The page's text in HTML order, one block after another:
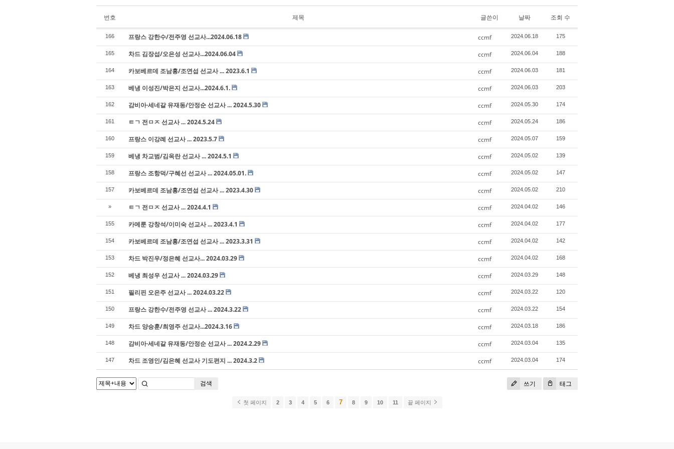
번호 제목 글쓴이 날짜 조회 수
166 프랑스 강한수/전주영 선교사...2024.06.18 ccmf 2024.06.18 175
165 차드 김장섭/오은성 선교사...2024.06.04 ccmf 2024.06.04 188
164 카보베르데 조남홍/조연섭 선교사 ... 2023.6.1 ccmf 2024.06.03 181
163 베냉 이성진/박은지 선교사...2024.6.1. ccmf 2024.06.03 203
162 감비아·세네갈 유재동/안정순 선교사 ... 2024.5.30 ccmf 2024.05.30 174
161 ㅌㄱ 전ㅁㅈ 선교사 ... 2024.5.24 ccmf 2024.05.24 186
160 프랑스 이강례 선교사 ... 2023.5.7 ccmf 2024.05.07 159
159 베냉 차교범/김옥란 선교사 ... 2024.5.1 ccmf 2024.05.02 139
158 프랑스 조항덕/구혜선 선교사 ... 2024.05.01. ccmf 2024.05.02 147
157 카보베르데 조남홍/조연섭 선교사 ... 2023.4.30 ccmf 2024.05.02 210
» ㅌㄱ 전ㅁㅈ 선교사 ... 2024.4.1 ccmf 2024.04.02 146
155 카메룬 강창석/이미숙 선교사 ... 2023.4.1 ccmf 2024.04.02 177
154 카보베르데 조남홍/조연섭 선교사 ... 2023.3.31 ccmf 2024.04.02 142
153 차드 박진우/정은혜 선교사... 2024.03.29 ccmf 2024.04.02 168
152 베냉 최성우 선교사 ... 2024.03.29 ccmf 2024.03.29 148
151 필리핀 오은주 선교사 ... 2024.03.22 ccmf 2024.03.22 120
150 프랑스 강한수/전주영 선교사 ... 2024.3.22 ccmf 2024.03.22 154
149 차드 양승훈/최영주 선교사...2024.3.16 ccmf 2024.03.18 186
148 감비아·세네갈 유재동/안정순 선교사 ... 2024.2.29 ccmf 2024.03.04 135
147 차드 조영인/김은혜 선교사 기도편지 ... 2024.3.2 ccmf 2024.03.04 174
쓰기 태그
검색
첫 페이지 2 3 4 5 6 7 8 9 10 11 끝 페이지